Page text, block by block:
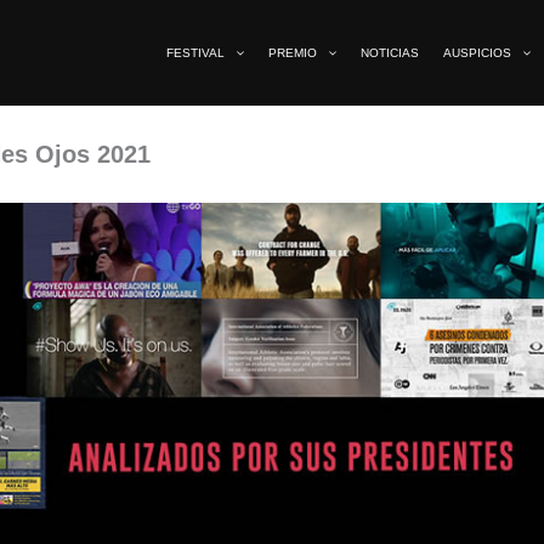
FESTIVAL PREMIO NOTICIAS AUSPICIOS
Ojos 2021